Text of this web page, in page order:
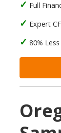
Full
Expert
80%